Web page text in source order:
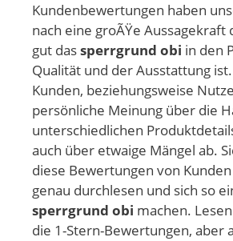
Kundenbewertungen haben
nach eine groÃŸe
gut dassperrgrund obi in den
Qualität und der Ausstattung
Kunden, beziehungsweise
persönliche Meinung über die
unterschiedlichen
auch über etwaige Mängel ab.
diese Bewertungen von
genau durchlesen und sich so
sperrgrund obi machen.
die 1-Stern-Bewertungen, aber